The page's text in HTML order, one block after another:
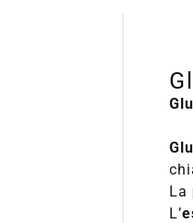
La
L’